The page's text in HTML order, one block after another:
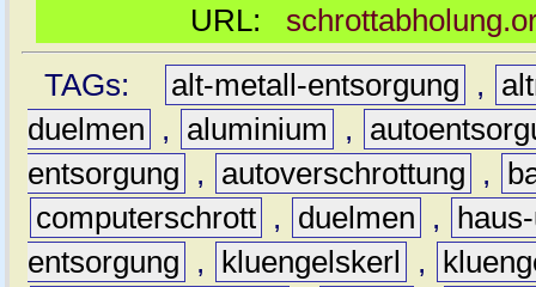
URL:
TAGs:
alt-metall-entsorgung ,
duelmen
, aluminium ,
entsorgung
, autoverschrottung ,
computerschrott , duelmen ,
entsorgung
, kluengelskerl ,